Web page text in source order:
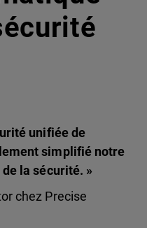
unifiée de
simplifié notre
la sécurité. »
chez Precise